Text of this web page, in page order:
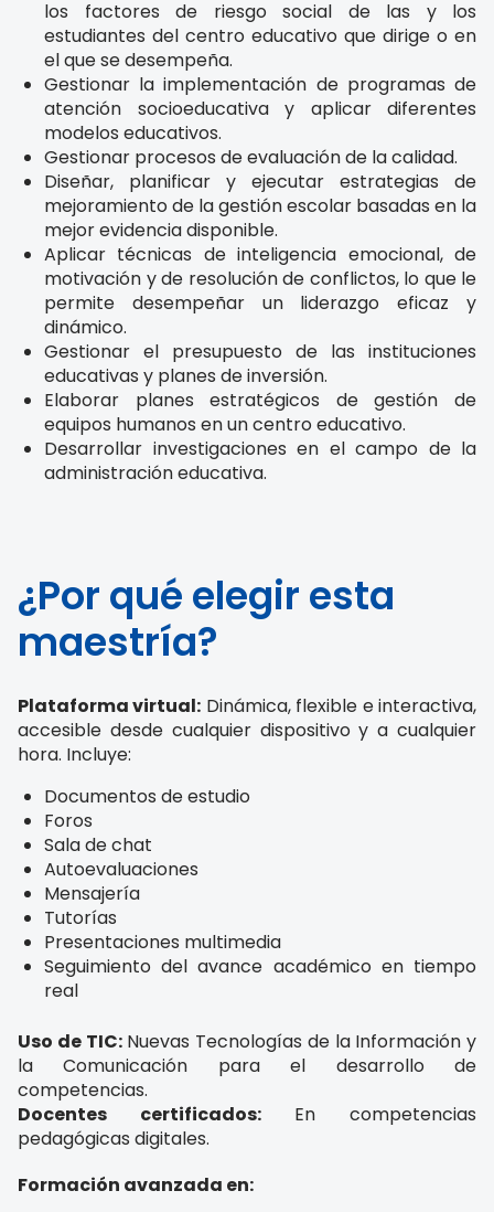
los factores de riesgo social de las y los
estudiantes del centro educativo que dirige o en
el que se desempeña.
Gestionar la implementación de programas de
atención socioeducativa y aplicar diferentes
modelos educativos.
Gestionar procesos de evaluación de la calidad.
Diseñar, planificar y ejecutar estrategias de
mejoramiento de la gestión escolar basadas en la
mejor evidencia disponible.
Aplicar técnicas de inteligencia emocional, de
motivación y de resolución de conflictos, lo que le
permite desempeñar un liderazgo eficaz y
dinámico.
Gestionar el presupuesto de las instituciones
educativas y planes de inversión.
Elaborar planes estratégicos de gestión de
equipos humanos en un centro educativo.
Desarrollar investigaciones en el campo de la
administración educativa.
¿Por qué elegir esta
maestría?
Plataforma virtual: Dinámica, flexible e interactiva,
accesible desde cualquier dispositivo y a cualquier
hora. Incluye:
Documentos de estudio
Foros
Sala de chat
Autoevaluaciones
Mensajería
Tutorías
Presentaciones multimedia
Seguimiento del avance académico en tiempo
real
Uso de TIC:Nuevas Tecnologías de la Información y
la Comunicación para el desarrollo de
competencias.
Docentes certificados:En competencias
pedagógicas digitales.
Formación avanzada en: